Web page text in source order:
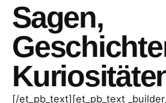
Sagen,
[/et_pb_text][et_pb_text